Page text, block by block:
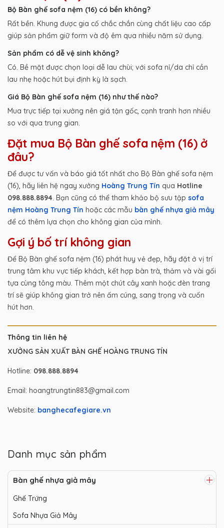
Bộ Bàn ghế sofa nệm (16) có bền không?
Rất bền. Khung được gia cố chắc chắn cùng chất liệu cao cấp
giúp sản phẩm giữ form và độ êm qua nhiều năm sử dụng.
Sản phẩm có dễ vệ sinh không?
Có. Bề mặt được chọn loại dễ lau chùi; với sofa nỉ/da chỉ cần
lau nhẹ hoặc hút bụi định kỳ là sạch.
Giá Bộ Bàn ghế sofa nệm (16) như thế nào?
Mua trực tiếp tại xưởng nên giá tận gốc, cạnh tranh hơn nhiều
so với qua trung gian.
Đặt mua Bộ Bàn ghế sofa nệm (16) ở
đâu?
Để được tư vấn và báo giá tốt nhất cho Bộ Bàn ghế sofa nệm
(16), hãy liên hệ ngay xưởng Hoàng Trung Tín qua Hotline
098.888.8894 . Bạn cũng có thể tham khảo bộ sưu tập sofa
nệm Hoàng Trung Tín hoặc các mẫu bàn ghế nhựa giả mây
để có thêm lựa chọn cho không gian của mình.
Gợi ý bố trí không gian
Để Bộ Bàn ghế sofa nệm (16) phát huy vẻ đẹp, hãy đặt ở vị trí
trung tâm khu vực tiếp khách, kết hợp bàn trà, thảm và vài gối
tựa cùng tông màu. Thêm một chút cây xanh hoặc đèn trang
trí sẽ giúp không gian trở nên ấm cúng, sang trọng và cuốn
hút hơn.
Thông tin liên hệ
XƯỞNG SẢN XUẤT BÀN GHẾ HOÀNG TRUNG TÍN
Hotline: 098.888.8894
Email: hoangtrungtin883@gmail.com
Website: banghecafegiare.vn
Danh mục sản phẩm
Bàn ghế nhựa giả mây
Ghế Trứng
Sofa Nhựa Giả Mây